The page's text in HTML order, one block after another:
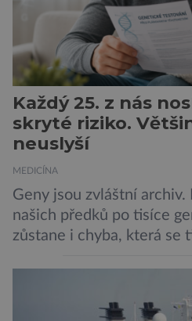
Každý 25. z nás
skryté riziko.
neuslyší
MEDICÍNA
Geny jsou zvláštní
našich předků po tisíce
zůstane i chyba, která se
jednou rozhodnout o
to je případ řady